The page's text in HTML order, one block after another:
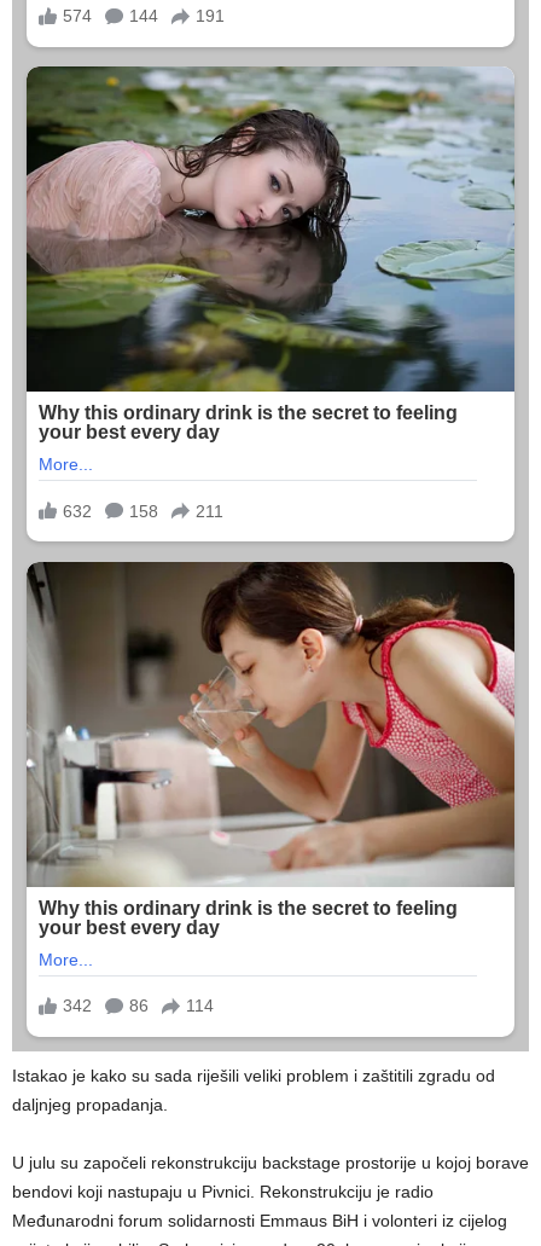
Istakao je kako su sada riješili veliki problem i zaštitili zgradu od
daljnjeg propadanja.
U julu su započeli rekonstrukciju backstage prostorije u kojoj borave
bendovi koji nastupaju u Pivnici. Rekonstrukciju je radio
Međunarodni forum solidarnosti Emmaus BiH i volonteri iz cijelog